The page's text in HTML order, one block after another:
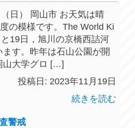
日） 岡山市 お天気は晴
の模様です。The World Ki
19日，旭川の京橋西詰河
ます。昨年は石山公園が開
山大学グロ […]
投稿日: 2023年11月19日
続きを読む
警戒